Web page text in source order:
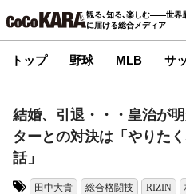
観る､知る､楽しむ――世界
に届ける総合メディア
トップ 野球 MLB サ
結婚、引退・・・皇治が
ターとの対決は「やりた
話」
田中大貴 総合格闘技 RIZIN